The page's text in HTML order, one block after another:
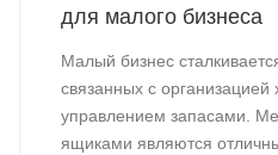
для малого бизнеса
Малый бизнес
связанных с организацией
управлением запасами.
ящиками являются